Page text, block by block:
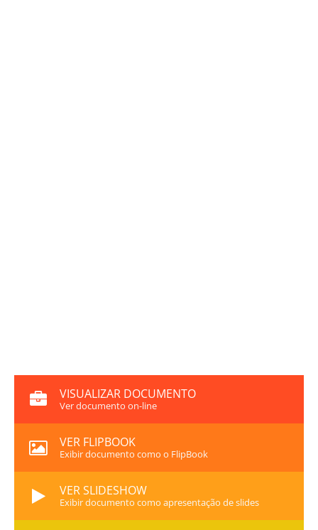
VISUALIZAR DOCUMENTO
Ver documento on-line
VER FLIPBOOK
Exibir documento como o FlipBook
VER SLIDESHOW
Exibir documento como apresentação de slides